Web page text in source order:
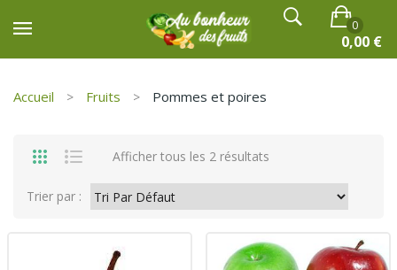
0
0,00 €
Aucun produit dans le chariot.
Accueil Fruits Pommes et poires
Afficher tous les 2 résultats
Trier par :